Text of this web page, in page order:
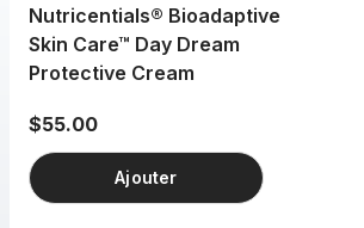
Nutricentials® Bioadaptive
Skin Care™ Day Dream
Protective Cream
$55.00
Ajouter